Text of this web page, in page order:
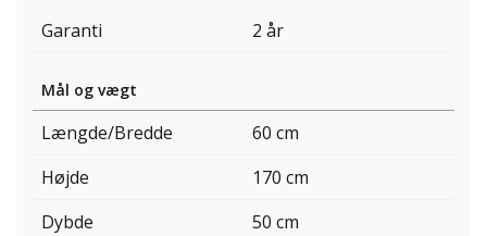
Garanti
2 år
Mål og vægt
Længde/Bredde
60 cm
Højde
170 cm
Dybde
50 cm